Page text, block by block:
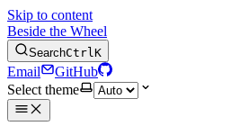
Skip to content
Beside the Wheel
SearchCtrlK
Email
GitHub
Select theme